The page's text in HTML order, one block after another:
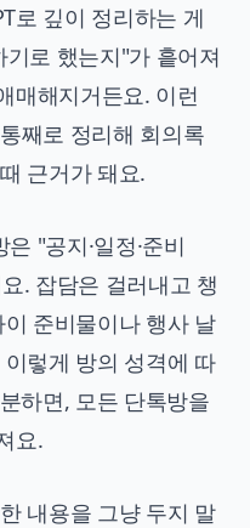
로 깊이 정리하는 게
로 했는지"가 흩어져
매해지거든요. 이런
째로 정리해 회의록
근거가 돼요.
"공지·일정·준비
. 잡담은 걸러내고 챙
준비물이나 행사 날
렇게 방의 성격에 따
하면, 모든 단톡방을
요.
내용을 그냥 두지 말